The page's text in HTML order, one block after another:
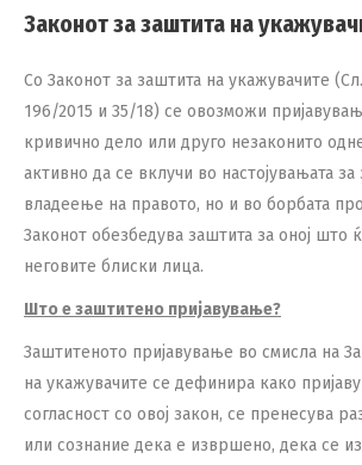
Законот за заштита на
Со Законот за заштита на укажувачите
196/2015 и 35/18) се овозможи
кривично дело или друго незаконито
активно да се вклучи во настојувањата за
владеење на правото, но и во борбата
Законот обезбедува заштита за оној што
неговите блиски лица.
Што е заштитено пријавување?
Заштитеното пријавување во смисла на
на укажувачите се дефинира како
согласност со овој закон, се пренесува
или сознание дека е извршено, дека се